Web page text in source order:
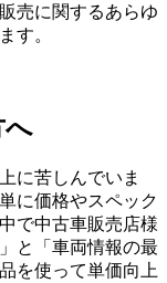
売に関するあらゆ
す。
へ
に苦しんでいま
に価格やスペック
で中古車販売店様
と「車両情報の最
を使って単価向上